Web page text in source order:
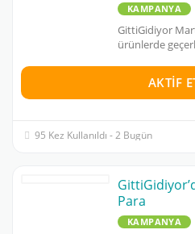
KAMPANYA
GittiGidiyor Mart
ürünlerde
AKTIF
95 Kez Kullanıldı - 2 Bugün
Para
KAMPANYA